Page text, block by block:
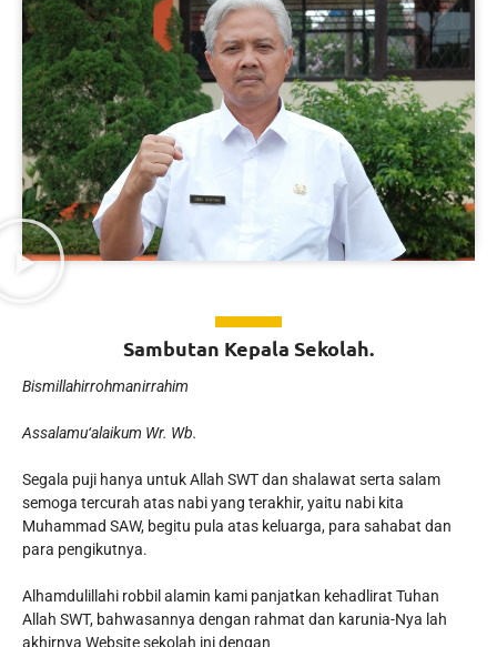
Sambutan Kepala Sekolah.
Bismillahirrohmanirrahim
Assalamu‘alaikum Wr. Wb.
Segala puji hanya untuk Allah SWT dan shalawat serta salam
semoga tercurah atas nabi yang terakhir, yaitu nabi kita
Muhammad SAW, begitu pula atas keluarga, para sahabat dan
para pengikutnya.
Alhamdulillahi robbil alamin kami panjatkan kehadlirat Tuhan
Allah SWT, bahwasannya dengan rahmat dan karunia-Nya lah
akhirnya Website sekolah ini dengan